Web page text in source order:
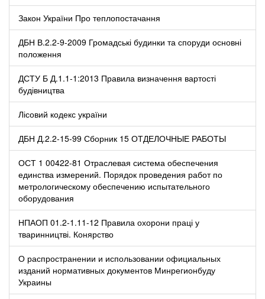
Закон України Про теплопостачання
ДБН В.2.2-9-2009 Громадські будинки та споруди основні
положення
ДСТУ Б Д.1.1-1:2013 Правила визначення вартості
будівництва
Лісовий кодекс україни
ДБН Д.2.2-15-99 Сборник 15 ОТДЕЛОЧНЫЕ РАБОТЫ
ОСТ 1 00422-81 Отраслевая система обеспечения
единства измерений. Порядок проведения работ по
метрологическому обеспечению испытательного
оборудования
НПАОП 01.2-1.11-12 Правила охорони праці у
тваринництві. Конярство
О распространении и использовании официальных
изданий нормативных документов Минрегионбуду
Украины